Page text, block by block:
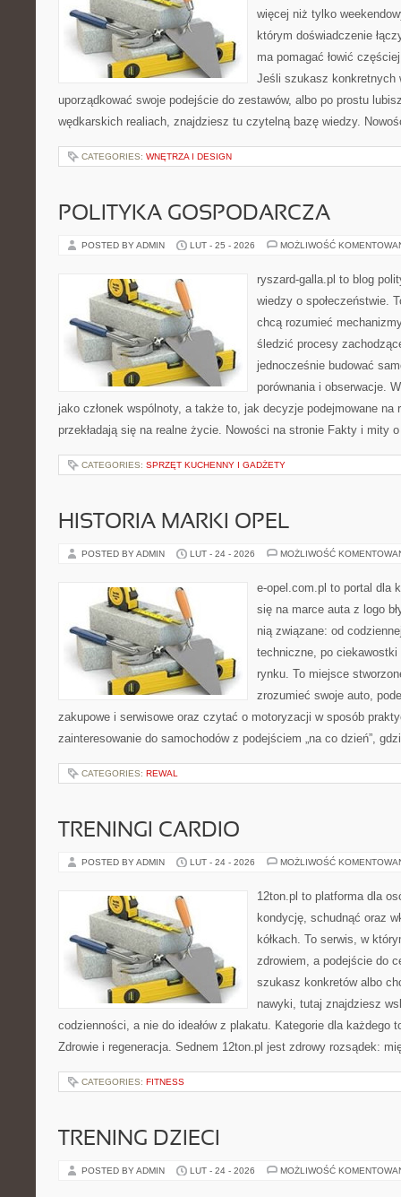
więcej niż tylko
którym doświadczenie
ma pomagać łowić
Jeśli szukasz konkretnych
uporządkować swoje podejście do zestawów, albo po prostu
wędkarskich realiach, znajdziesz tu czytelną bazę wiedzy.
CATEGORIES: WNĘTRZA I DESIGN
POLITYKA GOSPODARCZA
POSTED BY ADMIN LUT - 25 - 2026 MOŻLIWOŚĆ
ryszard-galla.pl to blog
wiedzy o społeczeństwie.
chcą rozumieć
śledzić procesy
jednocześnie budować
porównania i obserwacje.
jako członek wspólnoty, a także to, jak decyzje podejmowane na
przekładają się na realne życie. Nowości na stronie Fakty i
CATEGORIES: SPRZĘT KUCHENNY I GADŻETY
HISTORIA MARKI OPEL
POSTED BY ADMIN LUT - 24 - 2026 MOŻLIWOŚĆ
e-opel.com.pl to portal dla
się na marce auta z logo
nią związane: od
techniczne, po
rynku. To miejsce
zrozumieć swoje auto,
zakupowe i serwisowe oraz czytać o motoryzacji w sposób
zainteresowanie do samochodów z podejściem „na co dzień”,
CATEGORIES: REWAL
TRENINGI CARDIO
POSTED BY ADMIN LUT - 24 - 2026 MOŻLIWOŚĆ
12ton.pl to platforma dla
kondycję, schudnąć oraz
kółkach. To serwis, w
zdrowiem, a podejście do
szukasz konkretów albo
nawyki, tutaj znajdziesz
codzienności, a nie do ideałów z plakatu. Kategorie dla każdego
Zdrowie i regeneracja. Sednem 12ton.pl jest zdrowy rozsądek:
CATEGORIES: FITNESS
TRENING DZIECI
POSTED BY ADMIN LUT - 24 - 2026 MOŻLIWOŚĆ